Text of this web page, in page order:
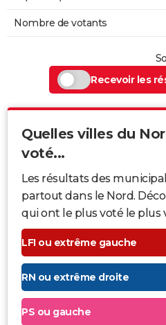
Nombre de votants
Recevoir les
Quelles villes du
voté...
Les résultats des
partout dans le Nord.
qui ont le plus voté le plus
LFI ou extrême gauche
RN ou extrême droite
PS ou gauche